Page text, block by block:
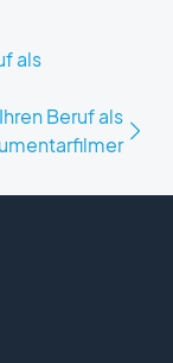
als
Beruf als